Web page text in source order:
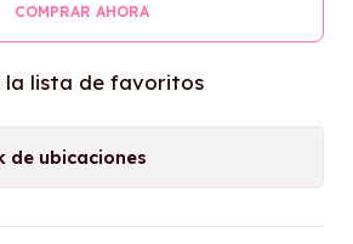
COMPRAR AHORA
la lista de favoritos
de ubicaciones